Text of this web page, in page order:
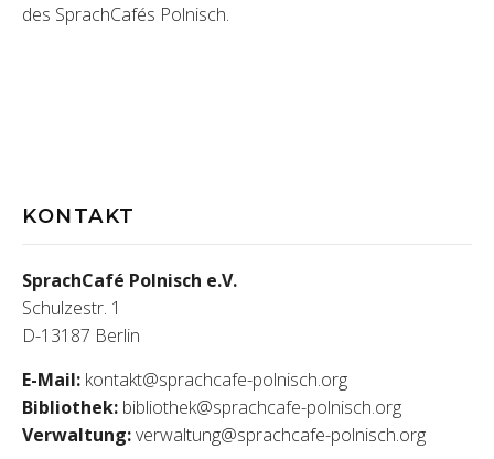
des SprachCafés Polnisch.
KONTAKT
SprachCafé Polnisch e.V.
Schulzestr. 1
D-13187 Berlin
E-Mail: kontakt@sprachcafe-polnisch.org
Bibliothek: bibliothek@sprachcafe-polnisch.org
Verwaltung:verwaltung@sprachcafe-polnisch.org